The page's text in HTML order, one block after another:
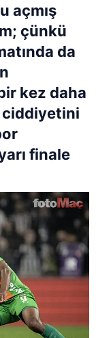
açmış
çünkü
da
kez daha
ciddiyetini
finale